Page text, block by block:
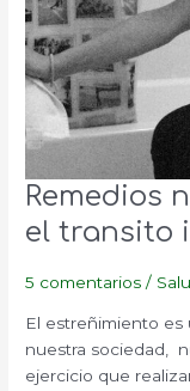
Remedios
el transito
5 comentarios /
El estreñimiento es
nuestra sociedad,
ejercicio que